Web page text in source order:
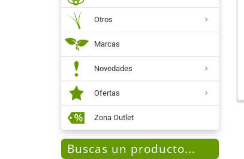
Otros
Marcas
Novedades
Ofertas
Zona Outlet
Buscas un producto...